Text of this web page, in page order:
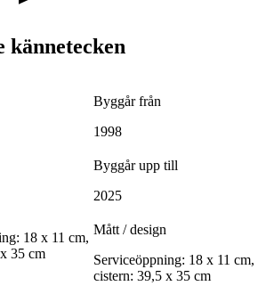
Byggår från
1998
Byggår upp till
2025
18 x 11 cm,
35 cm
Mått / design
Serviceöppning: 18 x 11 cm,
cistern: 39,5 x 35 cm